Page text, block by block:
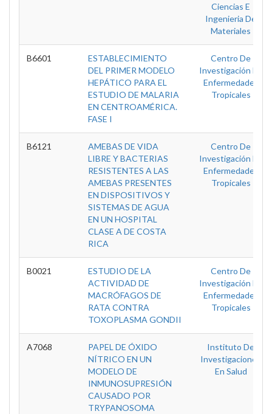
Ciencias E
Ingenieria De
Materiales
B6601
ESTABLECIMIENTO
DEL PRIMER MODELO
HEPÁTICO PARA EL
ESTUDIO DE MALARIA
EN CENTROAMÉRICA.
FASE I
Centro De
Investigación En
Enfermedades
Tropicales
B6121
AMEBAS DE VIDA
LIBRE Y BACTERIAS
RESISTENTES A LAS
AMEBAS PRESENTES
EN DISPOSITIVOS Y
SISTEMAS DE AGUA
EN UN HOSPITAL
CLASE A DE COSTA
RICA
Centro De
Investigación En
Enfermedades
Tropicales
B0021
ESTUDIO DE LA
ACTIVIDAD DE
MACRÓFAGOS DE
RATA CONTRA
TOXOPLASMA GONDII
Centro De
Investigación En
Enfermedades
Tropicales
A7068
PAPEL DE ÓXIDO
NÍTRICO EN UN
MODELO DE
INMUNOSUPRESIÓN
CAUSADO POR
TRYPANOSOMA
Instituto De
Investigaciones
En Salud